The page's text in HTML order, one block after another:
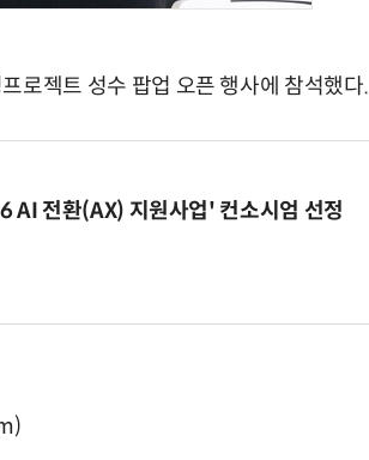
로젝트 성수 팝업 오픈 행사에 참석했다.
AI 전환(AX) 지원사업' 컨소시엄 선정